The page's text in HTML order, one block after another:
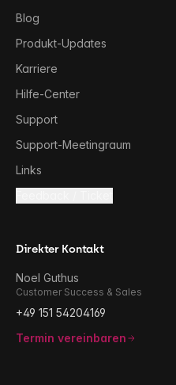
Blog
Produkt-Updates
Karriere
Hilfe-Center
Support
Support-Meetingraum
Links
Direkter Kontakt
Noel Guthus
Customer Success & Sales
+49 151 54204169
Termin vereinbaren